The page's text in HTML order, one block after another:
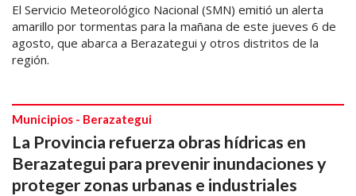
El Servicio Meteorológico Nacional (SMN) emitió un alerta
amarillo por tormentas para la mañana de este jueves 6 de
agosto, que abarca a Berazategui y otros distritos de la
región.
La Provincia refuerza obras hídricas en
Berazategui para prevenir inundaciones y
proteger zonas urbanas e industriales
Municipios - Berazategui